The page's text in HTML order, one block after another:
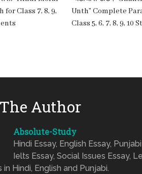
for Class 7, 8, 9,
Unth” Complete
Class 5, 6, 7, 8, 9, 10
Author
Absolute-Study
Hindi Essay, English Essay,
Ielts Essay, Social Issues Essay,
in Hindi, English and Punjabi.